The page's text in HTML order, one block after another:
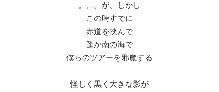
。。。が、しかし
この時すでに
赤道を挟んで
遥か南の海で
僕らのツアーを邪魔する
怪しく黒く大きな影が